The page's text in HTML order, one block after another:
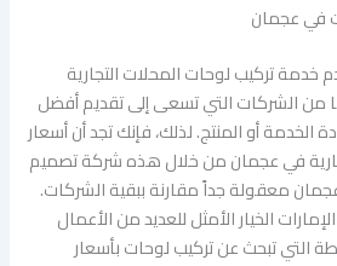
في عجمان
خدمة تركيب لوحات المحلات التجارية
من الشركات التي تسعى إلى تقديم أفضل
الخدمة أو المنتج. لذلك، فإنك تجد أن أسعار
في عجمان من خلال هذه شركة تصميم
معقولة جداً مقارنة ببقية الشركات.
الخيار الأمثل للعديد من الأعمال
التي تبحث عن تركيب لوحات بأسعار